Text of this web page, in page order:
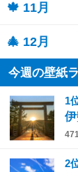
🍁 11月
🎄 12月
今週の壁紙
1
2